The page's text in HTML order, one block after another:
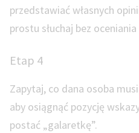
przedstawiać własnych
prostu słuchaj bez
Etap 4
Zapytaj, co dana osoba
aby osiągnąć pozycję
postać „galaretkę”.